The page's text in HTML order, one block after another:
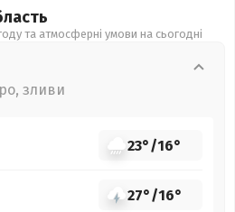
та атмосферні умови на сьогодні
зливи
23°/16°
27°/16°